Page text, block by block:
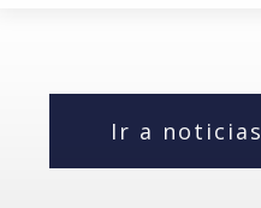
Ir a noticias